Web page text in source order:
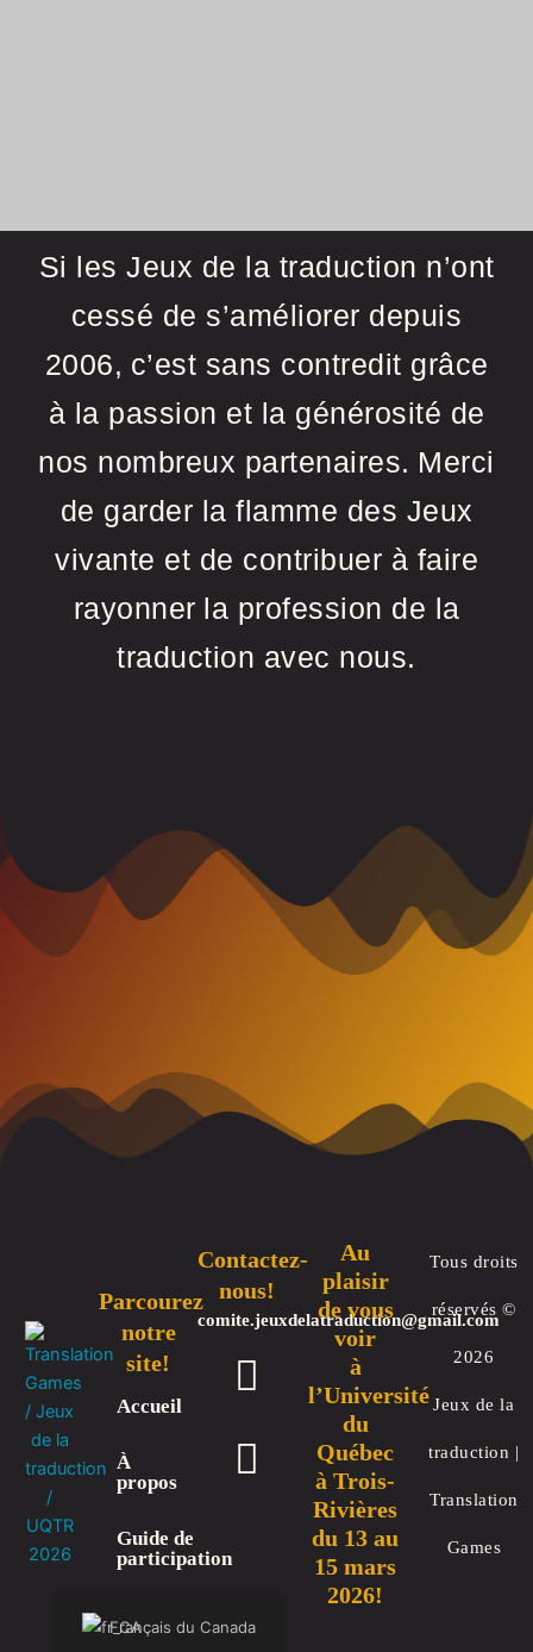
Si les Jeux de la traduction n’ont
cessé de s’améliorer depuis
2006, c’est sans contredit grâce
à la passion et la générosité de
nos nombreux partenaires. Merci
de garder la flamme des Jeux
vivante et de contribuer à faire
rayonner la profession de la
traduction avec nous.
Parcourez
notre
site!
Accueil
À
propos
Guide de
participation
Contactez-
nous!
comite.jeuxdelatraduction@gmail.com
F
a
c
e
T
w
i
t
Au
plaisir
de vous
voir
à
l’Université
du
Québec
à Trois-
Rivières
du 13 au
15 mars
2026!
Tous droits
réservés ©
2026
Jeux de la
traduction |
Translation
Games
Français du Canada